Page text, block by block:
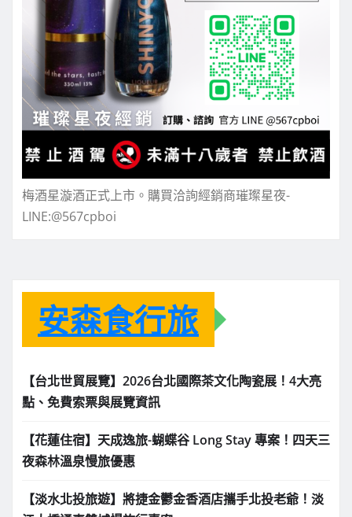
梅酒星漩酒正式上市。購買洽詢經銷商璀璨星夜-
LINE:@567cpboi
安森食行旅
【台北世貿展覽】2026台北國際茶文化陶瓷展！4大亮
點、免費索票與展覽資訊
【花蓮住宿】天成逸旅-蝴蝶谷 Long Stay 專案！四天三
夜森林溫泉慢旅優惠
【淡水北投旅遊】將捷金鬱金香酒店攜手北投老爺！淡